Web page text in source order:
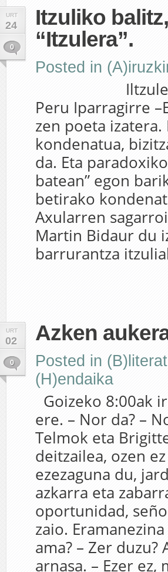
URT
24
0
Itzuliko
“Itzulera”.
Posted in
Iltzulera
Peru Iparragirre
zen poeta
kondenatua,
da. Eta
batean” egon
betirako
Axularren
Martin Bidaur du
barrurantza
URT
02
0
Azken
Posted in
(H)endaika
Goizeko 8:00ak
ere. – Nor da? –
Telmok eta
deitzailea, ozen
ezezaguna du,
azkarra eta
oportunidad,
zaio.
ama? – Zer
arnasa. – Ezer